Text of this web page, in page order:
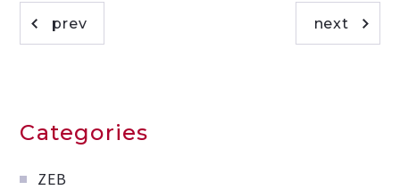
prev next
Categories
ZEB